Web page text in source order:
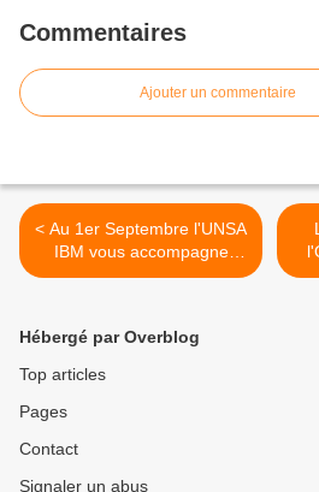
Commentaires
Ajouter un commentaire
< Au 1er Septembre l'UNSA
IBM vous accompagne
chez Kyndryl en créant
Hébergé par Overblog
Top articles
Pages
Contact
Signaler un abus